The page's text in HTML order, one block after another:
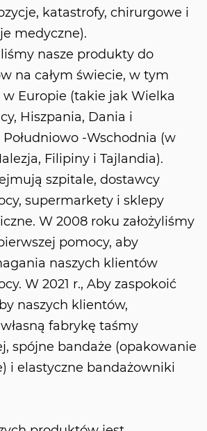
katastrofy, chirurgowe i
medyczne).
nasze produkty do
na całym świecie, w tym
Europie (takie jak Wielka
Hiszpania, Dania i
Południowo -Wschodnia (w
Filipiny i Tajlandia).
szpitale, dostawcy
supermarkety i sklepy
W 2008 roku założyliśmy
pomocy, aby
naszych klientów
W 2021 r., Aby zaspokoić
naszych klientów,
fabrykę taśmy
spójne bandaże (opakowanie
i elastyczne bandażowniki